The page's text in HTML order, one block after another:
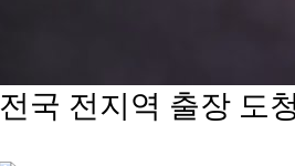
전국 전지역 출장 도